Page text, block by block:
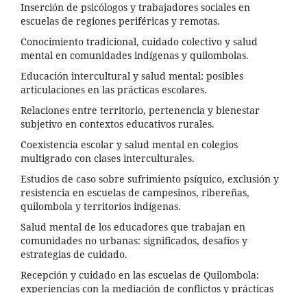
Inserción de psicólogos y trabajadores sociales en
escuelas de regiones periféricas y remotas.
Conocimiento tradicional, cuidado colectivo y salud
mental en comunidades indígenas y quilombolas.
Educación intercultural y salud mental: posibles
articulaciones en las prácticas escolares.
Relaciones entre territorio, pertenencia y bienestar
subjetivo en contextos educativos rurales.
Coexistencia escolar y salud mental en colegios
multigrado con clases interculturales.
Estudios de caso sobre sufrimiento psíquico, exclusión y
resistencia en escuelas de campesinos, ribereñas,
quilombola y territorios indígenas.
Salud mental de los educadores que trabajan en
comunidades no urbanas: significados, desafíos y
estrategias de cuidado.
Recepción y cuidado en las escuelas de Quilombola:
experiencias con la mediación de conflictos y prácticas